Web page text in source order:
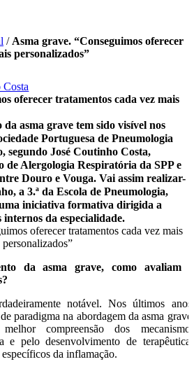
/ Asma grave. “Conseguimos oferecer
personalizados”
Costa
oferecer tratamentos cada vez mais
asma grave tem sido visível nos
Portuguesa de Pneumologia
segundo José Coutinho Costa,
de Alergologia Respiratória da SPP e
Douro e Vouga. Vai assim realizar-
a 3.ª da Escola de Pneumologia,
iniciativa formativa dirigida a
internos da especialidade.
da asma grave, como avaliam a
notável. Nos últimos anos,
paradigma na abordagem da asma grave,
compreensão dos mecanismos
e pelo desenvolvimento de terapêuticas
da inflamação.